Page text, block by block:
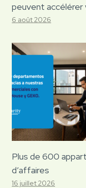
peuvent accélérer
6 août 2026
Plus de 600
d’affaires
16 juillet 2026